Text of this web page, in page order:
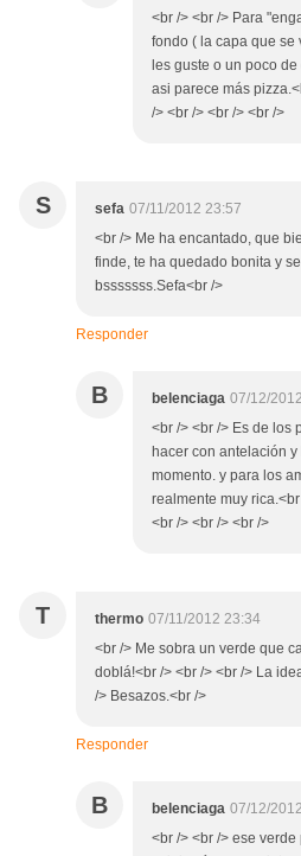
<br /> <br /> Para
fondo ( la capa que se
les guste o un poco
asi parece más
/> <br /> <br /> <br />
S sefa 07/11/2012 23:57
<br /> Me ha encantado, que
finde, te ha quedado bonita y
bsssssss.Sefa<br />
Responder
B belenciaga 07/12/
<br /> <br /> Es de los
hacer con antelación
momento. y para los
realmente muy
<br /> <br /> <br />
T thermo 07/11/2012 23:34
<br /> Me sobra un verde que
doblá!<br /> <br /> <br /> La
/> Besazos.<br />
Responder
B belenciaga 07/12/
<br /> <br /> ese